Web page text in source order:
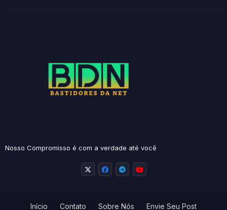
Nosso Compromisso é com a verdade até você
Início Contato Sobre Nós Envie Seu Post